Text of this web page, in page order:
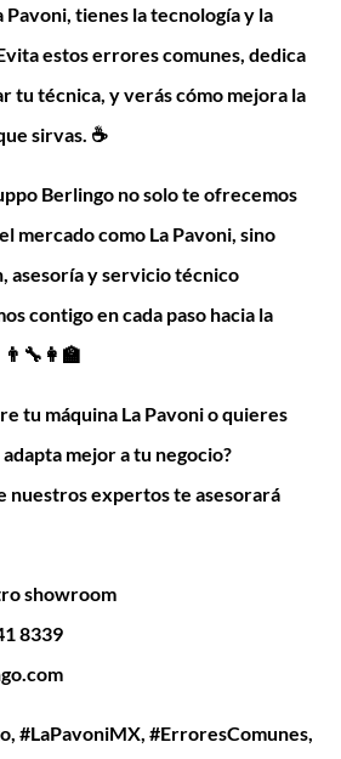
Pavoni, tienes la tecnología y la
estos errores comunes, dedica
tu técnica, y verás cómo mejora la
sirvas. ☕
Berlingo no solo te ofrecemos
mercado como La Pavoni, sino
asesoría y servicio técnico
contigo en cada paso hacia la
tu máquina La Pavoni o quieres
mejor a tu negocio?
nuestros expertos te asesorará
showroom
8339
#LaPavoniMX, #ErroresComunes,